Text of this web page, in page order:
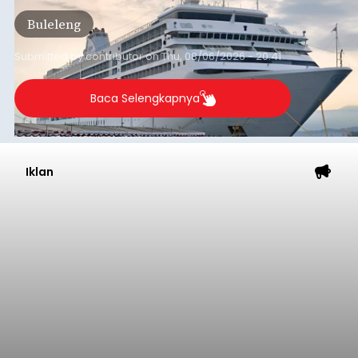
Tonnage (GT), atau tumbuh 12,4 persen
dibandingkan periode yang sama tahun lalu
yang tercatat sebesar 1,32 juta GT.
Buleleng
Submitted bycontributoronThu, 08/06/2026 - 20:41
Baca Selengkapnya
Iklan